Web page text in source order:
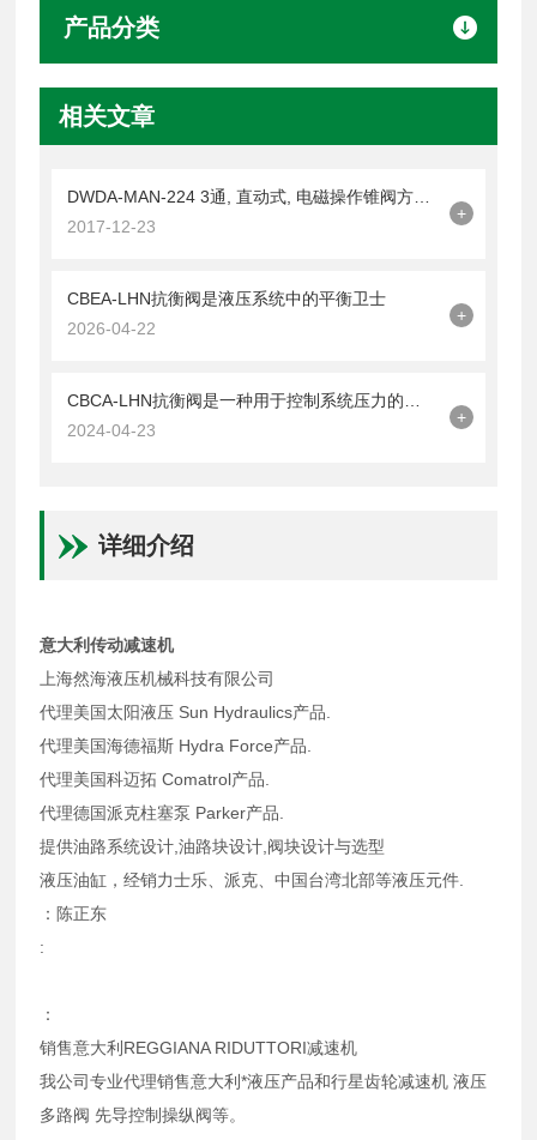
产品分类
相关文章
2017-12-23
+
CBEA-LHN抗衡阀是液压系统中的平衡卫士
2026-04-22
+
2024-04-23
+
详细介绍
意大利传动减速机
上海然海液压机械科技有限公司
代理美国太阳液压 Sun Hydraulics产品.
代理美国海德福斯 Hydra Force产品.
代理美国科迈拓 Comatrol产品.
代理德国派克柱塞泵 Parker产品.
提供油路系统设计,油路块设计,阀块设计与选型
液压油缸，经销力士乐、派克、中国台湾北部等液压元件.
：陈正东
:
：
销售意大利REGGIANA RIDUTTORI减速机
我公司专业代理销售意大利*液压产品和行星齿轮减速机 液压
多路阀 先导控制操纵阀等。